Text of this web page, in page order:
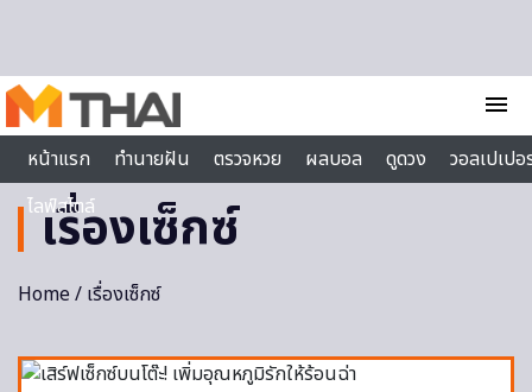
menu
หน้าแรก
ทำนายฝัน ตรวจหวย ผลบอล ดูดวง
วอลเปเป
ไลฟ์สไตล์
เรื่องเซ็กซ์
Home/ เรื่องเซ็กซ์